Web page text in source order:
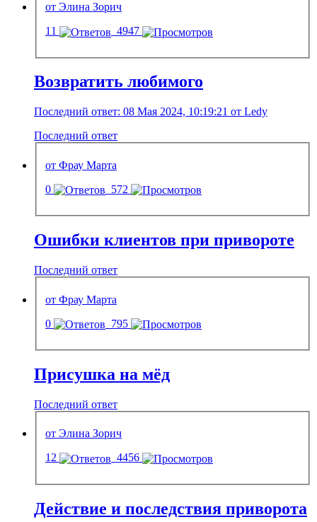
от Элина Зорич
11
4947
Возвратить любимого
Последний ответ: 08 Мая 2024, 10:19:21 от Ledy
Последний ответ
от Фрау Марта
0
572
Ошибки клиентов при привороте
Последний ответ
от Фрау Марта
0
795
Присушка на мёд
Последний ответ
от Элина Зорич
12
4456
Действие и последствия приворота